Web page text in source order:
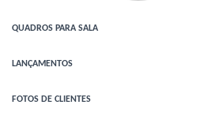
QUADROS PARA SALA
LANÇAMENTOS
FOTOS DE CLIENTES